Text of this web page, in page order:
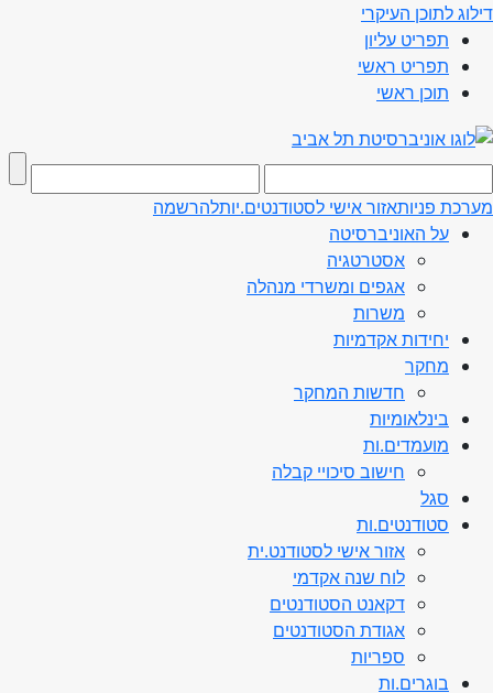
דילוג לתוכן העיקרי
תפריט עליון
תפריט ראשי
תוכן ראשי
מערכת פניותאזור אישי לסטודנטים.יותלהרשמה
על האוניברסיטה
אסטרטגיה
אגפים ומשרדי מנהלה
משרות
יחידות אקדמיות
מחקר
חדשות המחקר
בינלאומיות
מועמדים.ות
חישוב סיכויי קבלה
סגל
סטודנטים.ות
אזור אישי לסטודנט.ית
לוח שנה אקדמי
דקאנט הסטודנטים
אגודת הסטודנטים
ספריות
בוגרים.ות